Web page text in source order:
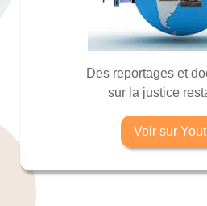
Des reportages et
sur la justice
Voir sur